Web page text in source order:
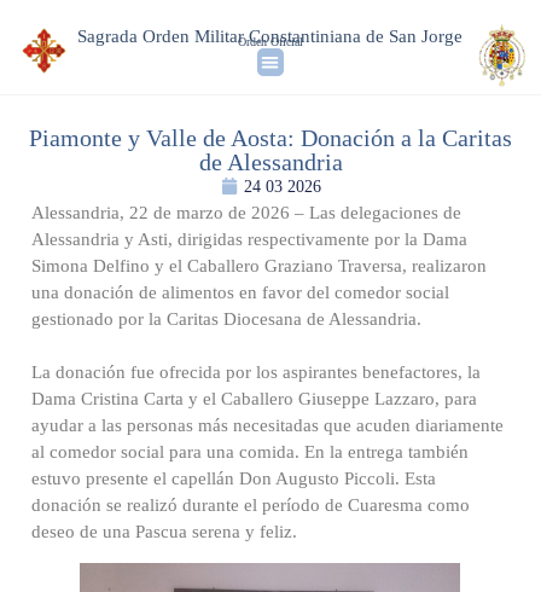
Sagrada Orden Militar Constantiniana de San Jorge
Orden Oficial
Piamonte y Valle de Aosta: Donación a la Caritas
de Alessandria
24 03 2026
Alessandria, 22 de marzo de 2026 – Las delegaciones de
Alessandria y Asti, dirigidas respectivamente por la Dama
Simona Delfino y el Caballero Graziano Traversa, realizaron
una donación de alimentos en favor del comedor social
gestionado por la Caritas Diocesana de Alessandria.
La donación fue ofrecida por los aspirantes benefactores, la
Dama Cristina Carta y el Caballero Giuseppe Lazzaro, para
ayudar a las personas más necesitadas que acuden diariamente
al comedor social para una comida. En la entrega también
estuvo presente el capellán Don Augusto Piccoli. Esta
donación se realizó durante el período de Cuaresma como
deseo de una Pascua serena y feliz.